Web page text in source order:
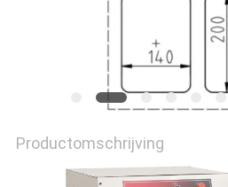
Productomschrijving